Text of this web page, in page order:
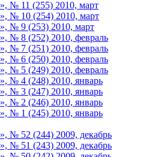
№ 11 (255) 2010, март
№ 10 (254) 2010, март
№ 9 (253) 2010, март
№ 8 (252) 2010, февраль
№ 7 (251) 2010, февраль
№ 6 (250) 2010, февраль
№ 5 (249) 2010, февраль
№ 4 (248) 2010, январь
№ 3 (247) 2010, январь
№ 2 (246) 2010, январь
№ 1 (245) 2010, январь
№ 52 (244) 2009, декабрь
№ 51 (243) 2009, декабрь